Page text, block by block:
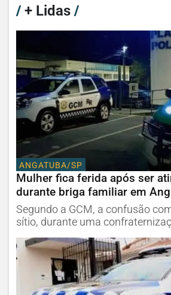
/+ Lidas /
ANGATUBA/SP
Mulher fica ferida após ser
durante briga familiar em
Segundo a GCM, a confusão
sítio, durante uma